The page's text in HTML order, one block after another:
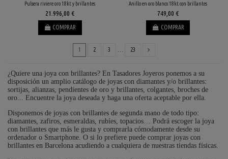
Pulsera riviere oro 18kt y brillantes
21.996,00 €
COMPRAR
Anillo en oro blanco 18kt con brillantes
749,00 €
COMPRAR
1 2 3 23
¿Quiere una joya con brillantes? En Tasadores Joyeros ponemos a su
disposición un amplio catálogo de joyas con diamantes y/o brillantes:
sortijas, alianzas, pendientes de oro y brillantes, colgantes, broches de
oro... Encuentre la joya deseada y haga una oferta aceptable por ella.
Disponemos de joyas con brillantes de segunda mano de todo tipo:
diamantes, zafiros, esmeraldas, rubíes, topacios… Podrá escoger la joya
con brillantes que más le gusta y comprarla cómodamente desde su
ordenador o Smartphone. O si lo prefiere puede comprar joyas con
brillantes en Barcelona acudiendo a cualquiera de nuestras tiendas físicas.